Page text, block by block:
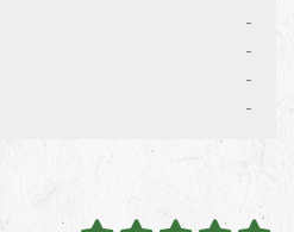
-
-
-
-